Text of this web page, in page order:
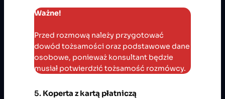
Ważne!
Przed rozmową należy przygotować
dowód tożsamości oraz podstawowe dane
osobowe, ponieważ konsultant będzie
musiał potwierdzić tożsamość rozmówcy.
5. Koperta z kartą płatniczą